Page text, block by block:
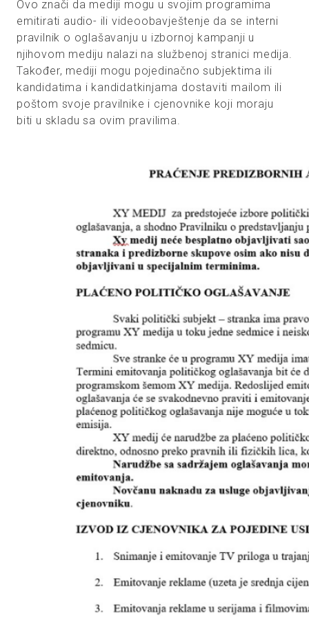
Ovo znači da mediji mogu u svojim programima
emitirati audio- ili videoobavještenje da se interni
pravilnik o oglašavanju u izbornoj kampanji u
njihovom mediju nalazi na službenoj stranici medija.
Također, mediji mogu pojedinačno subjektima ili
kandidatima i kandidatkinjama dostaviti mailom ili
poštom svoje pravilnike i cjenovnike koji moraju
biti u skladu sa ovim pravilima.